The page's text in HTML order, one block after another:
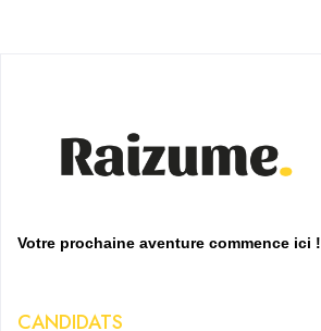
Votre prochaine aventure commence ici !
CANDIDATS